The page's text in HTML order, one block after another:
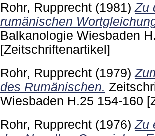
Rohr, Rupprecht (1981)Zu
rumänischen
Balkanologie Wiesbaden
[Zeitschriftenartikel]
Rohr, Rupprecht (1979)
des Rumänischen.
Wiesbaden H.25 154-160
Rohr, Rupprecht (1976)Zu